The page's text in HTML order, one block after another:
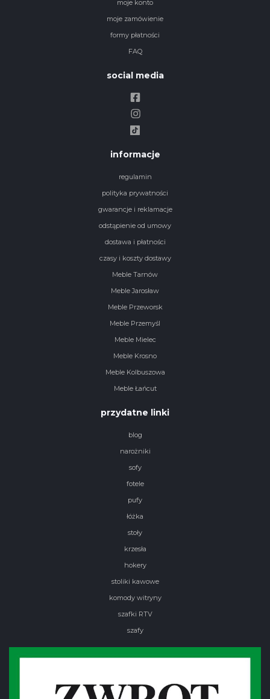
moje konto
moje zamówienie
formy płatności
FAQ
social media
informacje
regulamin
polityka prywatności
gwarancje i reklamacje
odstąpienie od umowy
dostawa i płatności
czasy i koszty dostawy
Meble Tarnów
Meble Jarosław
Meble Przeworsk
Meble Przemyśl
Meble Mielec
Meble Krosno
Meble Kolbuszowa
Meble Łańcut
przydatne linki
blog
narożniki
sofy
fotele
pufy
łóżka
stoły
krzesła
hokery
stoliki kawowe
komody witryny
szafki RTV
szafy